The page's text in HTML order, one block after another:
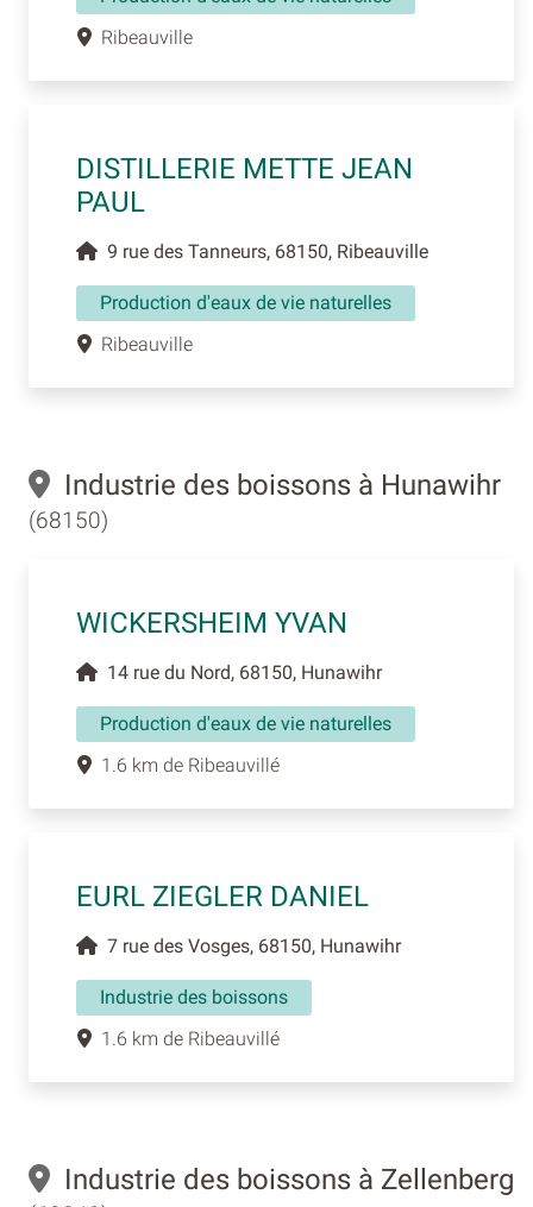
Ribeauville
DISTILLERIE METTE JEAN
PAUL
9 rue des Tanneurs, 68150, Ribeauville
Production d'eaux de vie naturelles
Ribeauville
Industrie des boissons à Hunawihr
(68150)
WICKERSHEIM YVAN
14 rue du Nord, 68150, Hunawihr
Production d'eaux de vie naturelles
1.6 km de Ribeauvillé
EURL ZIEGLER DANIEL
7 rue des Vosges, 68150, Hunawihr
Industrie des boissons
1.6 km de Ribeauvillé
Industrie des boissons à Zellenberg